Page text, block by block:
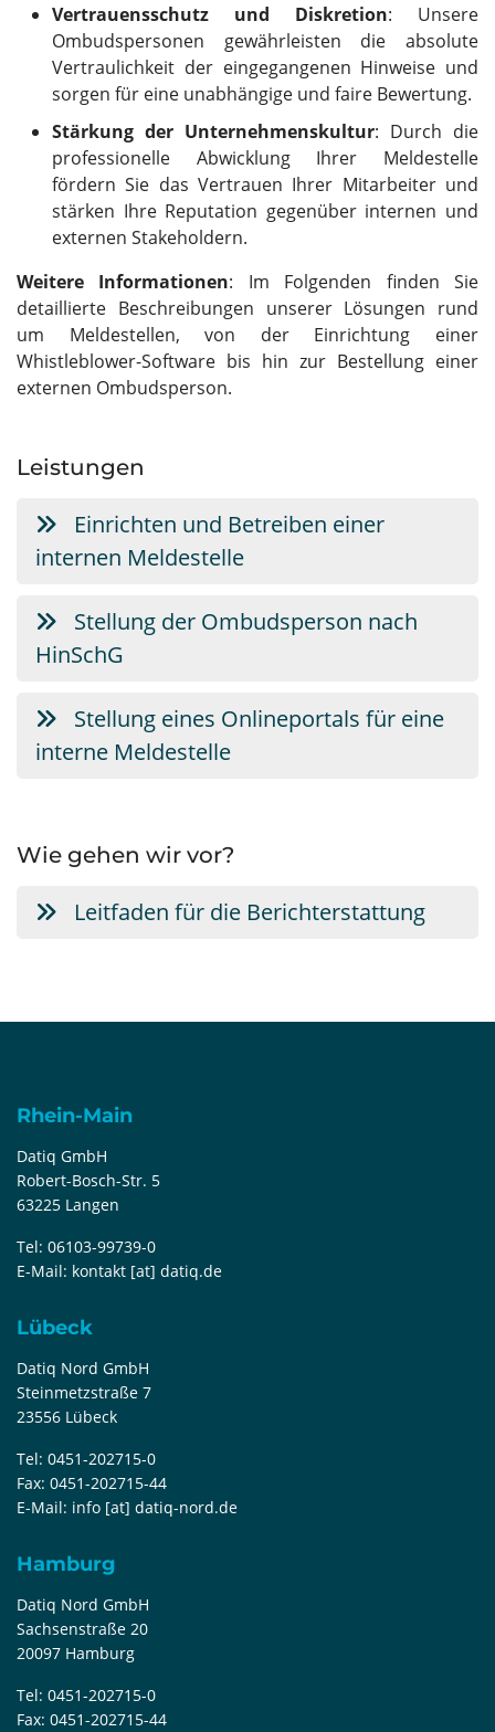
Vertrauensschutz und Diskretion: Unsere
Ombudspersonen gewährleisten die absolute
Vertraulichkeit der eingegangenen Hinweise und
sorgen für eine unabhängige und faire Bewertung.
Stärkung der Unternehmenskultur: Durch die
professionelle Abwicklung Ihrer Meldestelle
fördern Sie das Vertrauen Ihrer Mitarbeiter und
stärken Ihre Reputation gegenüber internen und
externen Stakeholdern.
Weitere Informationen: Im Folgenden finden Sie
detaillierte Beschreibungen unserer Lösungen rund
um Meldestellen, von der Einrichtung einer
Whistleblower-Software bis hin zur Bestellung einer
externen Ombudsperson.
Leistungen
Einrichten und Betreiben einer
internen Meldestelle
Stellung der Ombudsperson nach
HinSchG
Stellung eines Onlineportals für eine
interne Meldestelle
Wie gehen wir vor?
Leitfaden für die Berichterstattung
Rhein-Main
Datiq GmbH
Robert-Bosch-Str. 5
63225 Langen
Tel: 06103-99739-0
E-Mail: kontakt [at] datiq.de
Lübeck
Datiq Nord GmbH
Steinmetzstraße 7
23556 Lübeck
Tel: 0451-202715-0
Fax: 0451-202715-44
E-Mail: info [at] datiq-nord.de
Hamburg
Datiq Nord GmbH
Sachsenstraße 20
20097 Hamburg
Tel: 0451-202715-0
Fax: 0451-202715-44